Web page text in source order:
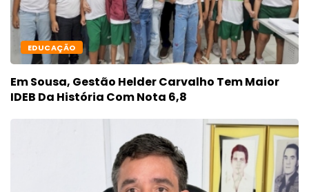
EDUCAÇÃO
Em Sousa, Gestão Helder Carvalho Tem Maior
IDEB Da História Com Nota 6,8